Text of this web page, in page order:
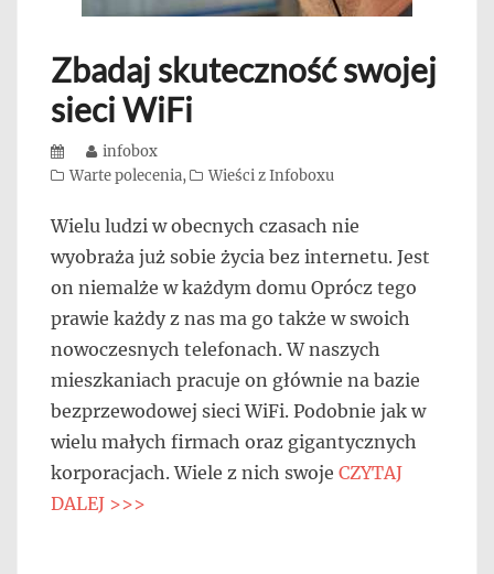
Zbadaj skuteczność swojej
sieci WiFi
Posted
on
Author
infobox
Categories
Warte polecenia, Wieści z Infoboxu
Wielu ludzi w obecnych czasach nie
wyobraża już sobie życia bez internetu. Jest
on niemalże w każdym domu Oprócz tego
prawie każdy z nas ma go także w swoich
nowoczesnych telefonach. W naszych
mieszkaniach pracuje on głównie na bazie
bezprzewodowej sieci WiFi. Podobnie jak w
wielu małych firmach oraz gigantycznych
korporacjach. Wiele z nich swoje CZYTAJ
DALEJ >>>